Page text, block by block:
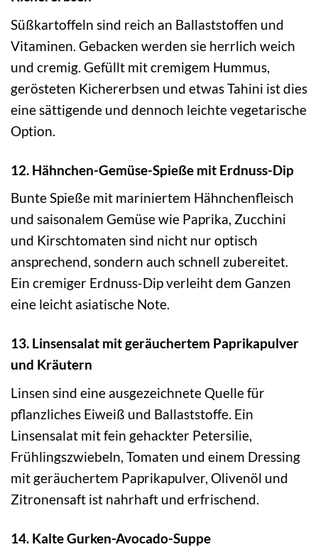
Süßkartoffeln sind reich an Ballaststoffen und
Vitaminen. Gebacken werden sie herrlich weich
und cremig. Gefüllt mit cremigem Hummus,
gerösteten Kichererbsen und etwas Tahini ist dies
eine sättigende und dennoch leichte vegetarische
Option.
12. Hähnchen-Gemüse-Spieße mit Erdnuss-Dip
Bunte Spieße mit mariniertem Hähnchenfleisch
und saisonalem Gemüse wie Paprika, Zucchini
und Kirschtomaten sind nicht nur optisch
ansprechend, sondern auch schnell zubereitet.
Ein cremiger Erdnuss-Dip verleiht dem Ganzen
eine leicht asiatische Note.
13. Linsensalat mit geräuchertem Paprikapulver
und Kräutern
Linsen sind eine ausgezeichnete Quelle für
pflanzliches Eiweiß und Ballaststoffe. Ein
Linsensalat mit fein gehackter Petersilie,
Frühlingszwiebeln, Tomaten und einem Dressing
mit geräuchertem Paprikapulver, Olivenöl und
Zitronensaft ist nahrhaft und erfrischend.
14. Kalte Gurken-Avocado-Suppe